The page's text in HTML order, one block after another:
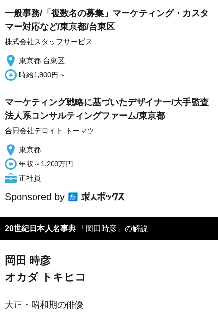
一般事務/「複数名の募集」マーケティング・カスタ
マー対応など/東京都/台東区
株式会社スタッフサービス
東京都 台東区
時給1,900円～
マーケティング戦略に基づいたデザイナー/大手監査
法人系コンサルティングファーム/東京都
合同会社デロイト トーマツ
東京都
年収～1,200万円
正社員
Sponsored by
20世紀日本人名事典 「岡田時彦」の解説
岡田 時彦
オカダ トキヒコ
大正・昭和期の俳優